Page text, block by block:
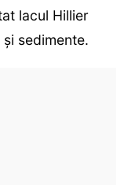
lacul Hillier
sedimente.